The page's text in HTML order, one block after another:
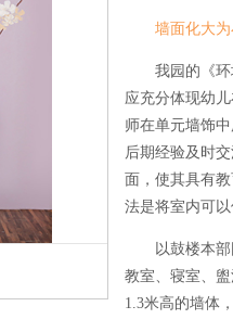
墙面化大
我园的《环
应充分体现幼
师在单元墙饰
后期经验及时
面，使其具有
法是将室内可
以鼓楼本部
教室、寝室、
1.3米高的墙体